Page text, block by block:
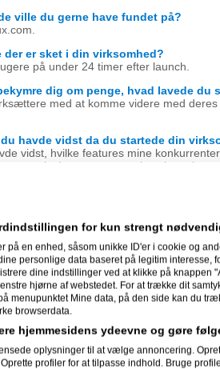
ville du gerne have fundet på?
der er sket i din virksomhed?
på under 24 timer efter launch.
dig om penge, hvad lavede du
med at komme videre med
havde vidst da du startede din
vidst, hvilke features mine
præcis de samme, som jeg slog mig
til en ny iværksætter?
Det kræver meget mere end du
frem!
for kun strengt
en enhed, såsom unikke ID'er i cookie og
personlige data baseret på legitim interesse,
dine indstillinger ved at klikke på knappen
hjørne af webstedet. For at trække dit
menupunktet Mine data, på den side kan du
browserdata.
hjemmesidens ydeevne og gøre
oplysninger til at vælge annoncering.
profiler for at tilpasse indhold. Bruge